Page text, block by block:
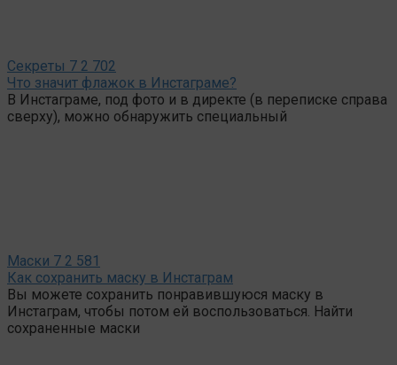
Секреты 7 2 702
Что значит флажок в Инстаграме?
В Инстаграме, под фото и в директе (в переписке справа
сверху), можно обнаружить специальный
Маски 7 2 581
Как сохранить маску в Инстаграм
Вы можете сохранить понравившуюся маску в
Инстаграм, чтобы потом ей воспользоваться. Найти
сохраненные маски